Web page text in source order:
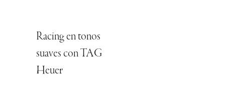
Racing en tonos
suaves con TAG
Heuer